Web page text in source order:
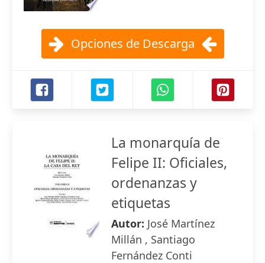
Opciones de Descarga
La monarquía de
Felipe II: Oficiales,
ordenanzas y
etiquetas
Autor: José Martínez
Millán , Santiago
Fernández Conti